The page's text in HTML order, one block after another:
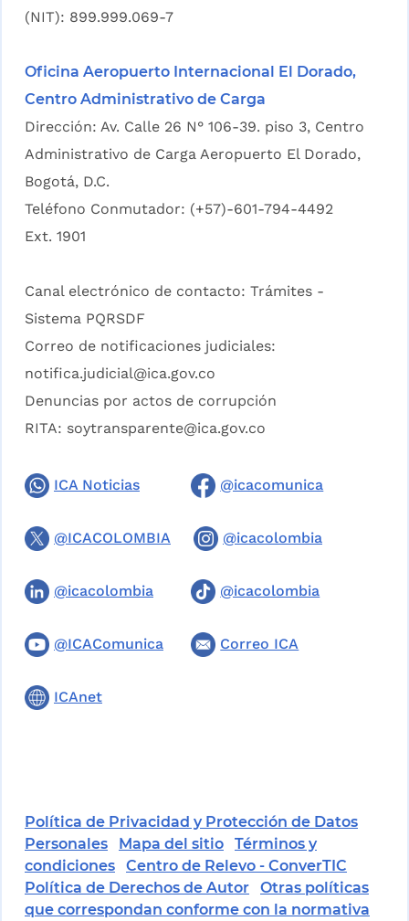
(NIT): 899.999.069-7
Oficina Aeropuerto Internacional El Dorado,
Centro Administrativo de Carga
Dirección: Av. Calle 26 N° 106-39. piso 3, Centro
Administrativo de Carga Aeropuerto El Dorado,
Bogotá, D.C.
Teléfono Conmutador: (+57)-601-794-4492
Ext. 1901
Canal electrónico de contacto: Trámites -
Sistema PQRSDF
Correo de notificaciones judiciales:
notifica.judicial@ica.gov.co
Denuncias por actos de corrupción
RITA: soytransparente@ica.gov.co
ICA Noticias @icacomunica
@ICACOLOMBIA @icacolombia
@icacolombia @icacolombia
@ICAComunica Correo ICA
ICAnet
Política de Privacidad y Protección de Datos
Personales
Mapa del sitio
Términos y
condiciones
Centro de Relevo - ConverTIC
Política de Derechos de Autor
Otras políticas
que correspondan conforme con la normativa